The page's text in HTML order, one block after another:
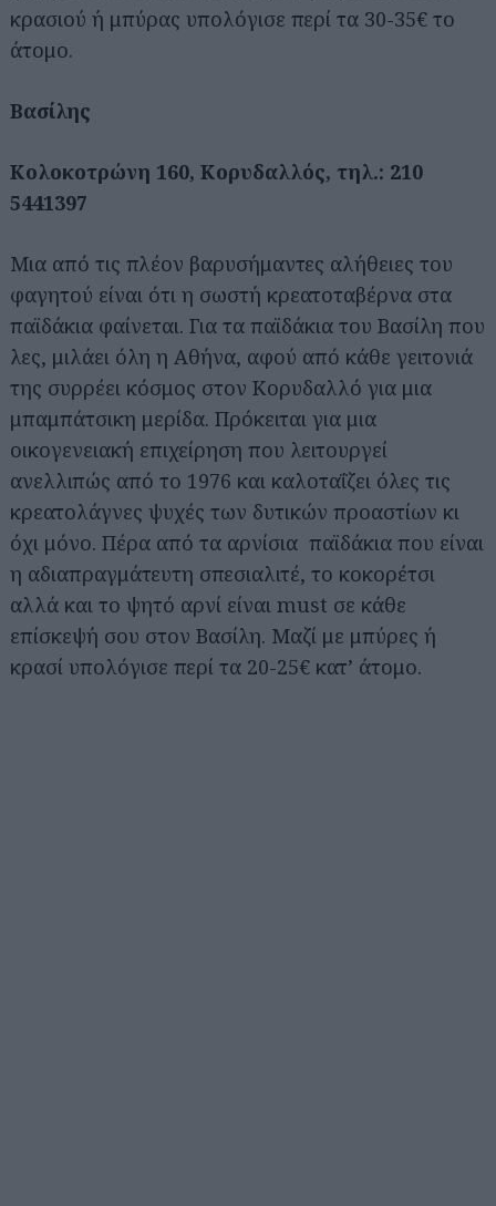
κρασιού ή μπύρας υπολόγισε περί τα 30-35€ το
άτομο.
Βασίλης
Κολοκοτρώνη 160, Κορυδαλλός, τηλ.: 210
5441397
Μια από τις πλέον βαρυσήμαντες αλήθειες του
φαγητού είναι ότι η σωστή κρεατοταβέρνα στα
παϊδάκια φαίνεται. Για τα παϊδάκια του Βασίλη που
λες, μιλάει όλη η Αθήνα, αφού από κάθε γειτονιά
της συρρέει κόσμος στον Κορυδαλλό για μια
μπαμπάτσικη μερίδα. Πρόκειται για μια
οικογενειακή επιχείρηση που λειτουργεί
ανελλιπώς από το 1976 και καλοταΐζει όλες τις
κρεατολάγνες ψυχές των δυτικών προαστίων κι
όχι μόνο. Πέρα από τα αρνίσια παϊδάκια που είναι
η αδιαπραγμάτευτη σπεσιαλιτέ, το κοκορέτσι
αλλά και το ψητό αρνί είναι must σε κάθε
επίσκεψή σου στον Βασίλη. Μαζί με μπύρες ή
κρασί υπολόγισε περί τα 20-25€ κατ’ άτομο.